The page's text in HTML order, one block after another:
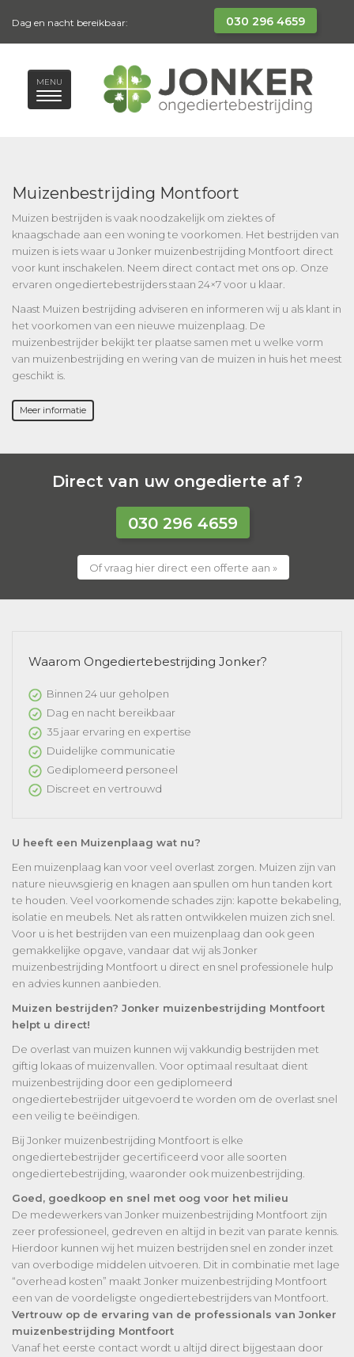
Dag en nacht bereikbaar: 030 296 4659
MENU
Muizenbestrijding Montfoort
Muizen bestrijden is vaak noodzakelijk om ziektes of
knaagschade aan een woning te voorkomen. Het bestrijden van
muizen is iets waar u Jonker muizenbestrijding Montfoort direct
voor kunt inschakelen. Neem direct contact met ons op. Onze
ervaren ongediertebestrijders staan 24×7 voor u klaar.
Naast Muizen bestrijding adviseren en informeren wij u als klant in
het voorkomen van een nieuwe muizenplaag. De
muizenbestrijder bekijkt ter plaatse samen met u welke vorm
van muizenbestrijding en wering van de muizen in huis het meest
geschikt is.
Meer informatie
Direct van uw ongedierte af ?
030 296 4659
Of vraag hier direct een offerte aan »
Waarom Ongediertebestrijding Jonker?
Binnen 24 uur geholpen
Dag en nacht bereikbaar
35 jaar ervaring en expertise
Duidelijke communicatie
Gediplomeerd personeel
Discreet en vertrouwd
U heeft een Muizenplaag wat nu?
Een muizenplaag kan voor veel overlast zorgen. Muizen zijn van
nature nieuwsgierig en knagen aan spullen om hun tanden kort
te houden. Veel voorkomende schades zijn: kapotte bekabeling,
isolatie en meubels. Net als ratten ontwikkelen muizen zich snel.
Voor u is het bestrijden van een muizenplaag dan ook geen
gemakkelijke opgave, vandaar dat wij als Jonker
muizenbestrijding Montfoort u direct en snel professionele hulp
en advies kunnen aanbieden.
Muizen bestrijden? Jonker muizenbestrijding Montfoort
helpt u direct!
De overlast van muizen kunnen wij vakkundig bestrijden met
giftig lokaas of muizenvallen. Voor optimaal resultaat dient
muizenbestrijding door een gediplomeerd
ongediertebestrijder uitgevoerd te worden om de overlast snel
een veilig te beëindigen.
Bij Jonker muizenbestrijding Montfoort is elke
ongediertebestrijder gecertificeerd voor alle soorten
ongediertebestrijding, waaronder ook muizenbestrijding.
Goed, goedkoop en snel met oog voor het milieu
De medewerkers van Jonker muizenbestrijding Montfoort zijn
zeer professioneel, gedreven en altijd in bezit van parate kennis.
Hierdoor kunnen wij het muizen bestrijden snel en zonder inzet
van overbodige middelen uitvoeren. Dit in combinatie met lage
“overhead kosten” maakt Jonker muizenbestrijding Montfoort
een van de voordeligste ongediertebestrijders van Montfoort.
Vertrouw op de ervaring van de professionals van Jonker
muizenbestrijding Montfoort
Vanaf het eerste contact wordt u altijd direct bijgestaan door